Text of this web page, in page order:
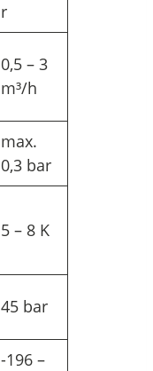
r
0,5 – 3
m³/h
max.
0,3 bar
5 – 8 K
45 bar
-196 –